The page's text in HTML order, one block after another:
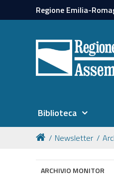
Regione Emilia-
Biblioteca
Newsletter
ARCHIVIO MONITOR